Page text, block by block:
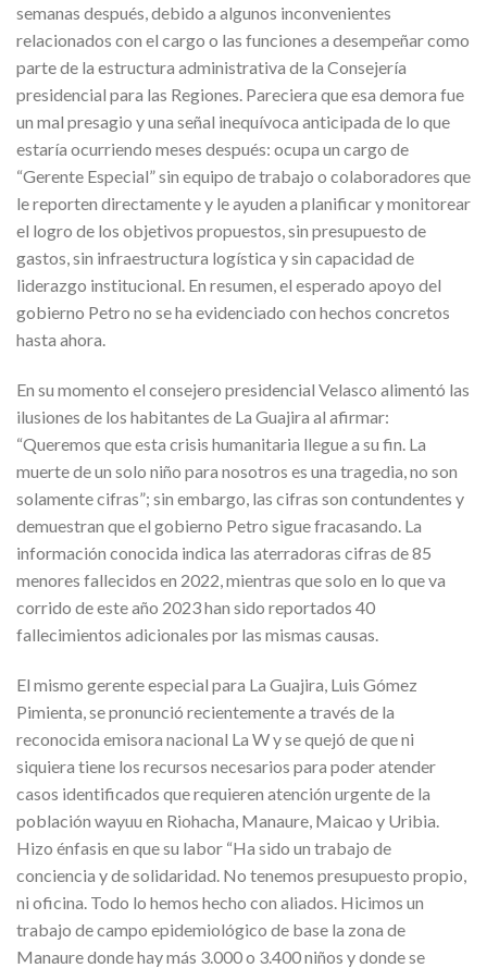
semanas después, debido a algunos inconvenientes
relacionados con el cargo o las funciones a desempeñar como
parte de la estructura administrativa de la Consejería
presidencial para las Regiones. Pareciera que esa demora fue
un mal presagio y una señal inequívoca anticipada de lo que
estaría ocurriendo meses después: ocupa un cargo de
“Gerente Especial” sin equipo de trabajo o colaboradores que
le reporten directamente y le ayuden a planificar y monitorear
el logro de los objetivos propuestos, sin presupuesto de
gastos, sin infraestructura logística y sin capacidad de
liderazgo institucional. En resumen, el esperado apoyo del
gobierno Petro no se ha evidenciado con hechos concretos
hasta ahora.
En su momento el consejero presidencial Velasco alimentó las
ilusiones de los habitantes de La Guajira al afirmar:
“Queremos que esta crisis humanitaria llegue a su fin. La
muerte de un solo niño para nosotros es una tragedia, no son
solamente cifras”; sin embargo, las cifras son contundentes y
demuestran que el gobierno Petro sigue fracasando. La
información conocida indica las aterradoras cifras de 85
menores fallecidos en 2022, mientras que solo en lo que va
corrido de este año 2023 han sido reportados 40
fallecimientos adicionales por las mismas causas.
El mismo gerente especial para La Guajira, Luis Gómez
Pimienta, se pronunció recientemente a través de la
reconocida emisora nacional La W y se quejó de que ni
siquiera tiene los recursos necesarios para poder atender
casos identificados que requieren atención urgente de la
población wayuu en Riohacha, Manaure, Maicao y Uribia.
Hizo énfasis en que su labor “Ha sido un trabajo de
conciencia y de solidaridad. No tenemos presupuesto propio,
ni oficina. Todo lo hemos hecho con aliados. Hicimos un
trabajo de campo epidemiológico de base la zona de
Manaure donde hay más 3.000 o 3.400 niños y donde se